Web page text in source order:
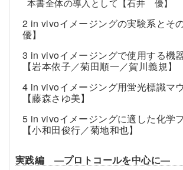
本書全体の導入として【石井 優】
2 in vivoイメージングの実験系とそ
優】
3 in vivoイメージングで使用する機
【岩本依子／菊田順一／賀川義規】
4 in vivoイメージング用蛍光標識マ
【藤森さゆ美】
5 in vivoイメージングに適した化学
【小和田俊行／菊地和也】
実践編 ―プロトコールを中心に―